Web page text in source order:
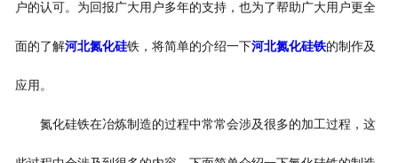
户的认可。为回报广大用户多年的支持，也为了帮助广大用户更全
面的了解河北氮化硅铁，将简单的介绍一下河北氮化硅铁的制作及
应用。
氮化硅铁在冶炼制造的过程中常常会涉及很多的加工过程，这